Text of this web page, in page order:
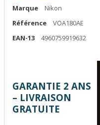
Marque
Nikon
Référence
VOA180AE
EAN-13
4960759919632
GARANTIE 2 ANS
– LIVRAISON
GRATUITE